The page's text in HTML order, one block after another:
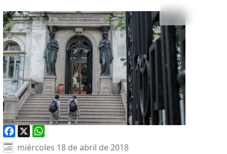
Facebook
X WhatsApp
miércoles 18 de abril de 2018